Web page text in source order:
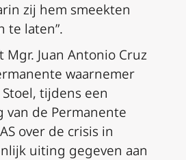
zij hem smeekten
te laten”.
Juan Antonio Cruz
waarnemer
tijdens een
van de Permanente
over de crisis in
uiting gegeven aan